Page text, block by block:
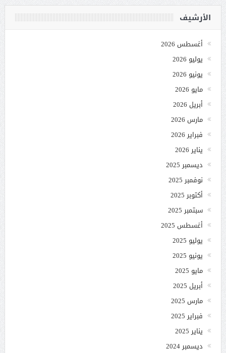
الأرشيف
أغسطس 2026
يوليو 2026
يونيو 2026
مايو 2026
أبريل 2026
مارس 2026
فبراير 2026
يناير 2026
ديسمبر 2025
نوفمبر 2025
أكتوبر 2025
سبتمبر 2025
أغسطس 2025
يوليو 2025
يونيو 2025
مايو 2025
أبريل 2025
مارس 2025
فبراير 2025
يناير 2025
ديسمبر 2024